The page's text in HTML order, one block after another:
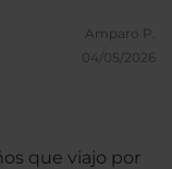
que viajo por
Amparo P.
04/05/2026